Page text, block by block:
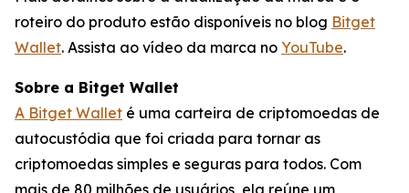
roteiro do produto estão disponíveis no blog Bitget
Wallet. Assista ao vídeo da marca no YouTube.
Sobre a Bitget Wallet
A Bitget Wallet é uma carteira de criptomoedas de
autocustódia que foi criada para tornar as
criptomoedas simples e seguras para todos. Com
mais de 80 milhões de usuários, ela reúne um